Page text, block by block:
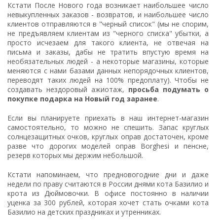
Кстати После Нового года возникает наибольшее число
невыкупленных заказов - возвратов, и наибольшее число
клиентов отправляются в "черный список" (мы не спорим,
не предъявляем клиентам из "черного списка" убытки, а
просто исчезаем для такого клиента, не отвечая на
письма и заказы, дабы не тратить впустую время на
необязательных людей - а некоторые магазины, которые
меняются с нами базами данных непорядочных клиентов,
переводят таких людей на 100% предоплату). Чтобы не
создавать нездоровый ажиотаж, просьба подумать о
покупке подарка на Новый год заранее.
Если вы планируете приехать в наш интернет-магазин
самостоятельно, то можно не спешить. Запас круглых
солнцезащитных очков, круглых оправ достаточен, кроме
разве что дорогих моделей оправ Borghesi и пенсне,
резерв которых мы держим небольшой.
Кстати напоминаем, что предновогодние дни и даже
недели по праву считаются в России днями кота Базилио и
крота из Дюймовочки. В офисе постоянно в наличии
уценка за 300 рублей, которая хочет стать очками кота
Базилио на детских праздниках и утренниках.